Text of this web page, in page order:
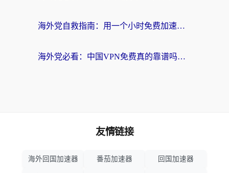
海外党自救指南：用一个小时免费加速器，轻松打破国内资源访问壁垒？
海外党必看：中国VPN免费真的靠谱吗？手把手教你选对回国加速器
友情链接
海外回国加速器 番茄加速器 回国加速器